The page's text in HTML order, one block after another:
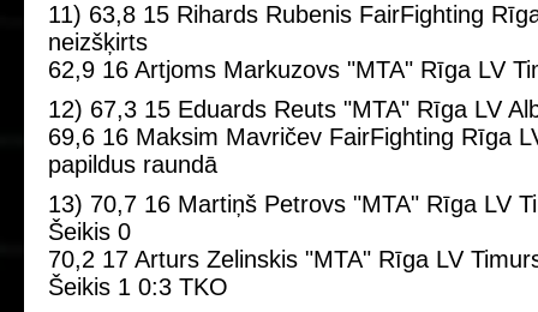
11) 63,8 15 Rihards Rubenis FairFighting
neizšķirts
62,9 16 Artjoms Markuzovs "MTA" Rīga LV
12) 67,3 15 Eduards Reuts "MTA" Rīga LV
69,6 16 Maksim Mavričev FairFighting Rīga
papildus raundā
13) 70,7 16 Martiņš Petrovs "MTA" Rīga LV
Šeikis 0
70,2 17 Arturs Zelinskis "MTA" Rīga LV
Šeikis 1 0:3 TKO